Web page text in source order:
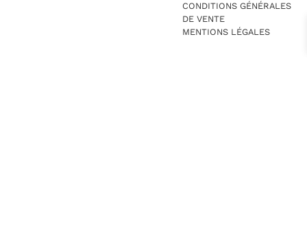
CONDITIONS GÉNÉRALES
DE VENTE
MENTIONS LÉGALES